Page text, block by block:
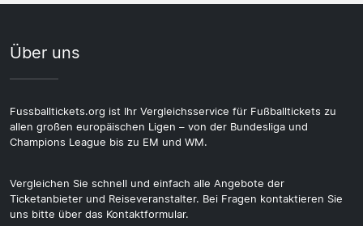
Über uns
Fussballtickets.org ist Ihr Vergleichsservice für Fußballtickets zu
allen großen europäischen Ligen – von der Bundesliga und
Champions League bis zu EM und WM.
Vergleichen Sie schnell und einfach alle Angebote der
Ticketanbieter und Reiseveranstalter. Bei Fragen kontaktieren Sie
uns bitte über das Kontaktformular.